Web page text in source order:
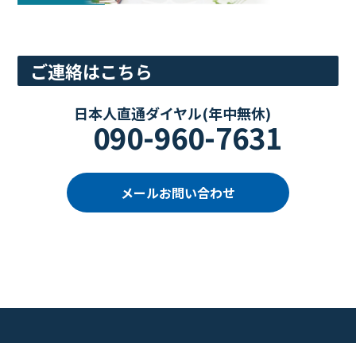
ご連絡はこちら
日本人直通ダイヤル(年中無休)
090-960-7631
メールお問い合わせ